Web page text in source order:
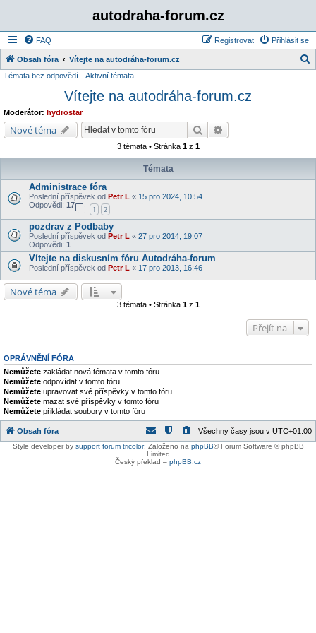
autodraha-forum.cz
FAQ Přihlásit se
Registrovat
Obsah fóra Vítejte na autodráha-forum.cz
Témata bez odpovědí Aktivní témata
Vítejte na autodráha-forum.cz
Moderátor: hydrostar
Nové téma Hledat
3 témata • Stránka 1z 1
Témata
Administrace fóra
Poslední příspěvek od Petr L « 15 pro 2024, 10:54
Odpovědi: 17
1 2
pozdrav z Podbaby
Poslední příspěvek od Petr L « 27 pro 2014, 19:07
Odpovědi: 1
Vítejte na diskusním fóru Autodráha-forum
Poslední příspěvek od Petr L « 17 pro 2013, 16:46
Nové téma
3 témata • Stránka 1z 1
Přejít na
OPRÁVNĚNÍ FÓRA
Nemůžete zakládat nová témata v tomto fóru
Nemůžete odpovídat v tomto fóru
Nemůžete upravovat své příspěvky v tomto fóru
Nemůžete mazat své příspěvky v tomto fóru
Nemůžete přikládat soubory v tomto fóru
Obsah fóra Všechny časy jsou v UTC+01:00
Style developer by support forum tricolor, Založeno na phpBB® Forum Software © phpBB
Limited
Český překlad – phpBB.cz